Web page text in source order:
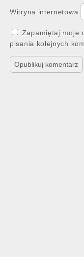
Witryna internetowa
Zapamiętaj moje
pisania kolejnych